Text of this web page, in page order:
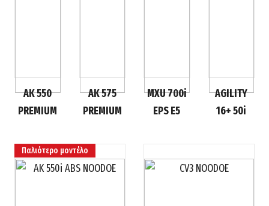
AK 550
PREMIUM
AK 575
PREMIUM
MXU 700i
EPS E5
AGILITY
16+ 50i
Παλιότερο μοντέλο